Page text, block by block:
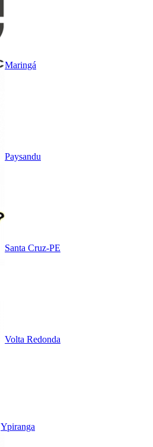
Maringá
Paysandu
Santa Cruz-PE
Volta Redonda
Ypiranga